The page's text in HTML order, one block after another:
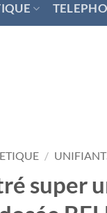
/
super